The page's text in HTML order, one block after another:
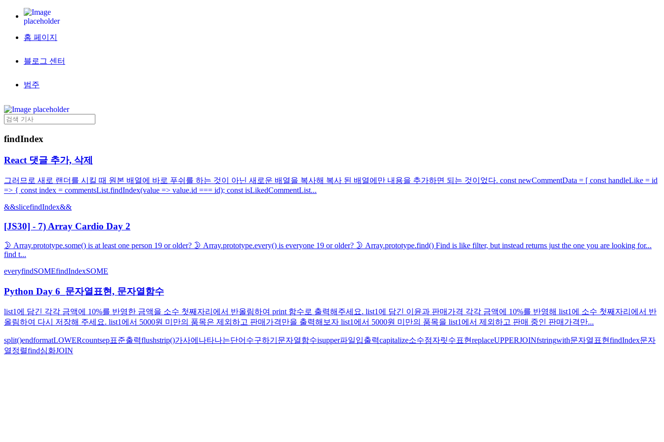
홈 페이지
블로그 센터
범주
findIndex
React 댓글 추가, 삭제
그러므로 새로 랜더를 시킬 때 원본 배열에 바로 푸쉬를 하는 것이 아닌 새로운 배열을 복사해 복사 된 배열에만 내용을 추가하면 되는 것이었다. const newCommentData = [ const handleLike = id
=> { const index = commentsList.findIndex(value => value.id === id); const isLikedCommentList...
&&slicefindIndex&&
[JS30] - 7) Array Cardio Day 2
🌛 Array.prototype.some() is at least one person 19 or older? 🌛 Array.prototype.every() is everyone 19 or older? 🌛 Array.prototype.find() Find is like filter, but instead returns just the one you are looking for...
find t...
everyfindSOMEfindIndexSOME
Python Day 6_문자열표현, 문자열함수
list1에 담긴 각각 금액에 10%를 반영한 금액을 소수 첫째자리에서 반올림하여 print 함수로 출력해주세요. list1에 담긴 이윤과 판매가격 각각 금액에 10%를 반영해 list1에 소수 첫째자리에서 반
올림하여 다시 저장해 주세요. list1에서 5000원 미만의 품목은 제외하고 판매가격만을 출력해보자 list1에서 5000원 미만의 품목을 list1에서 제외하고 판매 중인 판매가격만...
split()endformatLOWERcountsep표준출력flushstrip()가사에나타나는단어수구하기 문자열함수isupper파일입출력capitalize소수점자릿수표현replaceUPPERJOINfstringwith문자열표현findIndex문자
열정렬find심화JOIN